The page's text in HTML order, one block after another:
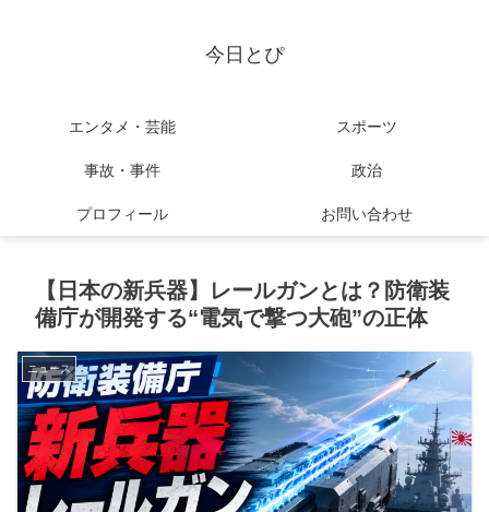
今日とぴ
エンタメ・芸能 スポーツ
事故・事件 政治
プロフィール お問い合わせ
【日本の新兵器】レールガンとは？防衛装
備庁が開発する“電気で撃つ大砲”の正体
ニュース